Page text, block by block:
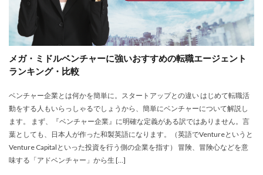
メガ・ミドルベンチャーに強いおすすめの転職エージェント
ランキング・比較
ベンチャー企業とは何かを簡単に。スタートアップとの違い はじめて転職活
動をする人もいらっしゃるでしょうから、簡単にベンチャーについて解説し
ます。 まず、『ベンチャー企業』に明確な定義がある訳ではありません。言
葉としても、日本人が作った和製英語になります。（英語でVentureというと
Venture Capitalといった投資を行う側の企業を指す） 冒険、冒険心などを意
味する「アドベンチャー」から生 […]
合同労働組合ユニオン
吐き気が止まらない
固定残業代
土木施工管理士
声も聞きたくない
外資系 大学
大学中退者
失敗
平均年収 女性 嫌い
安い
就職shop
就職先
就職活動
検査技師人材バンク
医療技術職
退職代行サービス
調理師
資格なし 転職
転職エージェント